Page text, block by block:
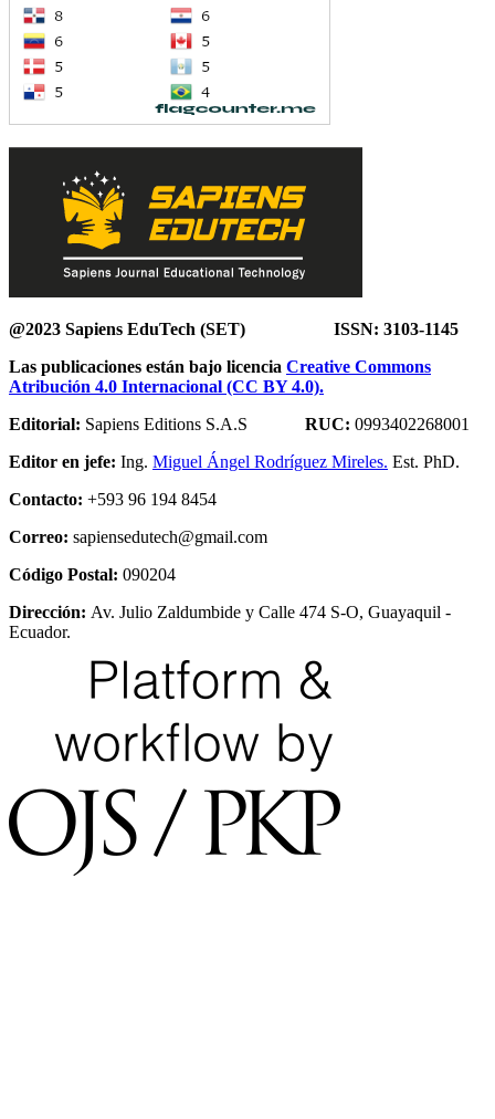
@2023 Sapiens EduTech (SET) ISSN: 3103-1145
Las publicaciones están bajo licencia Creative Commons
Atribución 4.0 Internacional (CC BY 4.0).
Editorial: Sapiens Editions S.A.S RUC: 0993402268001
Editor en jefe: Ing. Miguel Ángel Rodríguez Mireles. Est. PhD.
Contacto: +593 96 194 8454
Correo: sapiensedutech@gmail.com
Código Postal: 090204
Dirección: Av. Julio Zaldumbide y Calle 474 S-O, Guayaquil -
Ecuador.